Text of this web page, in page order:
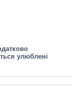
улюблені